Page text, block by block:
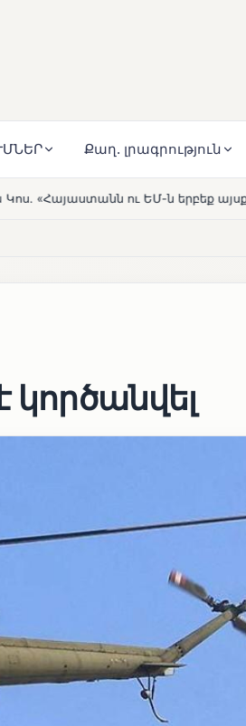
Քաղ. լրագրություն
ն երբեք այսքան մոտ չեն եղել»
կործանվել